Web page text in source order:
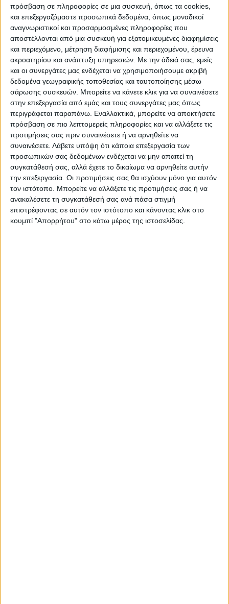
πρόσβαση σε πληροφορίες σε μια συσκευή, όπως τα cookies,
και επεξεργαζόμαστε προσωπικά δεδομένα, όπως μοναδικοί
αναγνωριστικοί και προσαρμοσμένες πληροφορίες που
αποστέλλονται από μια συσκευή για εξατομικευμένες διαφημίσεις
και περιεχόμενο, μέτρηση διαφήμισης και περιεχομένου, έρευνα
ακροατηρίου και ανάπτυξη υπηρεσιών. Με την άδειά σας, εμείς
και οι συνεργάτες μας ενδέχεται να χρησιμοποιήσουμε ακριβή
δεδομένα γεωγραφικής τοποθεσίας και ταυτοποίησης μέσω
σάρωσης συσκευών. Μπορείτε να κάνετε κλικ για να συναινέσετε
στην επεξεργασία από εμάς και τους συνεργάτες μας όπως
περιγράφεται παραπάνω. Εναλλακτικά, μπορείτε να αποκτήσετε
πρόσβαση σε πιο λεπτομερείς πληροφορίες και να αλλάξετε τις
προτιμήσεις σας πριν συναινέσετε ή να αρνηθείτε να
συναινέσετε. Λάβετε υπόψη ότι κάποια επεξεργασία των
προσωπικών σας δεδομένων ενδέχεται να μην απαιτεί τη
συγκατάθεσή σας, αλλά έχετε το δικαίωμα να αρνηθείτε αυτήν
την επεξεργασία. Οι προτιμήσεις σας θα ισχύουν μόνο για αυτόν
τον ιστότοπο. Μπορείτε να αλλάξετε τις προτιμήσεις σας ή να
ανακαλέσετε τη συγκατάθεσή σας ανά πάσα στιγμή
επιστρέφοντας σε αυτόν τον ιστότοπο και κάνοντας κλικ στο
κουμπί "Απορρήτου" στο κάτω μέρος της ιστοσελίδας.
Καρδίτσας και ευρύτερα της Θεσσαλίας
ΠΡΟΗΓΟΥΜΕΝΟ ΑΡΘΡΟ
Ο Τζο Μπάιντεν μπήκε στον
Λευκό Οίκο και έπιασε
δουλειά
ΕΠΟΜΕΝΟ ΑΡΘΡΟ
Λίμνη Βόλβη: Έπιασαν ψάρι-
γίγας 85 κιλών
ΝΕΟΣ ΑΓΩΝ
https://neosagon.gr
Η Αρχαιότερη Καθημερινή Πρωινή Εφημερίδα της Καρδίτσας